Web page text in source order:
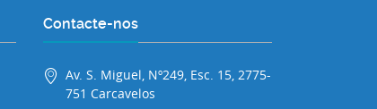
Contacte-nos
Av. S. Miguel, Nº249, Esc. 15, 2775-
751 Carcavelos